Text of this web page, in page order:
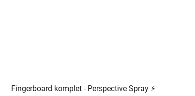
Fingerboard komplet - Perspective Spray ⚡